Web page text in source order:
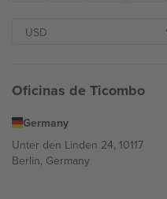
Oficinas de Ticombo
Germany
Unter den Linden 24, 10117
Berlin, Germany